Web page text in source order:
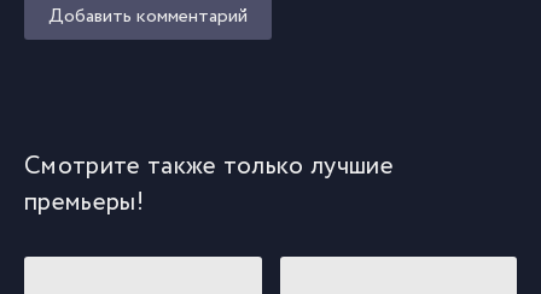
Добавить комментарий
Смотрите также только лучшие
премьеры!